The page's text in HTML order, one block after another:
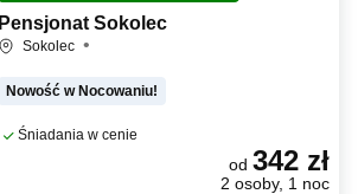
Pensjonat Sokolec
Sokolec
Nowość w Nocowaniu!
Śniadania w cenie
od 342 zł
2 osoby, 1 noc